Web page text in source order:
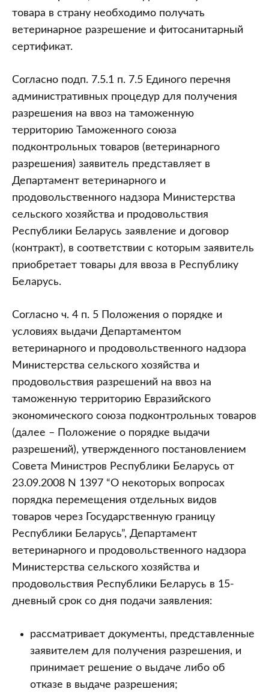
товара в страну необходимо получать
ветеринарное разрешение и фитосанитарный
сертификат.
Согласно подп. 7.5.1 п. 7.5 Единого перечня
административных процедур для получения
разрешения на ввоз на таможенную
территорию Таможенного союза
подконтрольных товаров (ветеринарного
разрешения) заявитель представляет в
Департамент ветеринарного и
продовольственного надзора Министерства
сельского хозяйства и продовольствия
Республики Беларусь заявление и договор
(контракт), в соответствии с которым заявитель
приобретает товары для ввоза в Республику
Беларусь.
Согласно ч. 4 п. 5 Положения о порядке и
условиях выдачи Департаментом
ветеринарного и продовольственного надзора
Министерства сельского хозяйства и
продовольствия разрешений на ввоз на
таможенную территорию Евразийского
экономического союза подконтрольных товаров
(далее – Положение о порядке выдачи
разрешений), утвержденного постановлением
Совета Министров Республики Беларусь от
23.09.2008 N 1397 “О некоторых вопросах
порядка перемещения отдельных видов
товаров через Государственную границу
Республики Беларусь”, Департамент
ветеринарного и продовольственного надзора
Министерства сельского хозяйства и
продовольствия Республики Беларусь в 15-
дневный срок со дня подачи заявления:
рассматривает документы, представленные
заявителем для получения разрешения, и
принимает решение о выдаче либо об
отказе в выдаче разрешения;